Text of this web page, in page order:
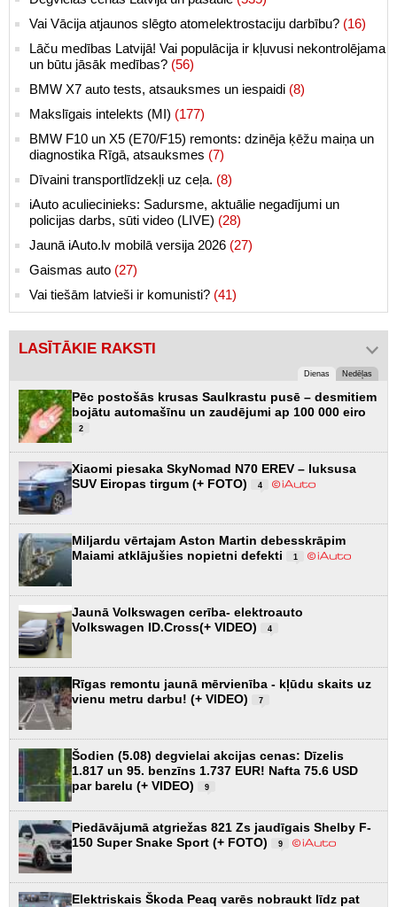
Vai Vācija atjaunos slēgto atomelektrostaciju darbību? (16)
Lāču medības Latvijā! Vai populācija ir kļuvusi nekontrolējama
un būtu jāsāk medības? (56)
BMW X7 auto tests, atsauksmes un iespaidi (8)
Makslīgais intelekts (MI) (177)
BMW F10 un X5 (E70/F15) remonts: dzinēja ķēžu maiņa un
diagnostika Rīgā, atsauksmes (7)
Dīvaini transportlīdzekļi uz ceļa. (8)
iAuto aculiecinieks: Sadursme, aktuālie negadījumi un
policijas darbs, sūti video (LIVE) (28)
Jaunā iAuto.lv mobilā versija 2026 (27)
Gaismas auto (27)
Vai tiešām latvieši ir komunisti? (41)
LASĪTĀKIE RAKSTI
Dienas Nedēļas
Pēc postošās krusas Saulkrastu pusē – desmitiem
bojātu automašīnu un zaudējumi ap 100 000 eiro
2
Xiaomi piesaka SkyNomad N70 EREV – luksusa
SUV Eiropas tirgum (+ FOTO)
4
Miljardu vērtajam Aston Martin debesskrāpim
Maiami atklājušies nopietni defekti
1
Jaunā Volkswagen cerība- elektroauto
Volkswagen ID.Cross(+ VIDEO)
4
Rīgas remontu jaunā mērvienība - kļūdu skaits uz
vienu metru darbu! (+ VIDEO)
7
Šodien (5.08) degvielai akcijas cenas: Dīzelis
1.817 un 95. benzīns 1.737 EUR! Nafta 75.6 USD
par barelu (+ VIDEO)
9
Piedāvājumā atgriežas 821 Zs jaudīgais Shelby F-
150 Super Snake Sport (+ FOTO)
9
Elektriskais Škoda Peaq varēs nobraukt līdz pat